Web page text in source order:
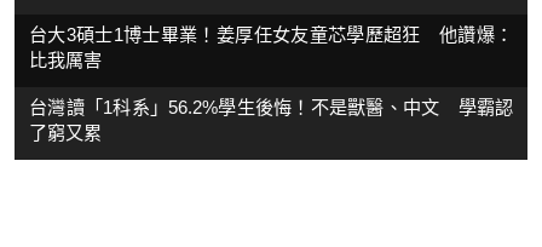
台大3碩士1博士畢業！姜厚任女友童芯學歷超狂 他讚爆：
比我厲害
台灣讀「1科系」56.2%學生後悔！不是獸醫、中文 學霸認
了窮又累